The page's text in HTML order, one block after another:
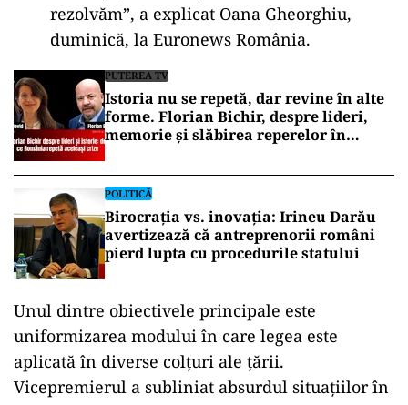
rezolvăm”, a explicat Oana Gheorghiu,
duminică, la Euronews România.
PUTEREA TV
Istoria nu se repetă, dar revine în alte
forme. Florian Bichir, despre lideri,
memorie și slăbirea reperelor în
POLITICĂ
Birocrația vs. inovația: Irineu Darău
avertizează că antreprenorii români
pierd lupta cu procedurile statului
Unul dintre obiectivele principale este
uniformizarea modului în care legea este
aplicată în diverse colțuri ale țării.
Vicepremierul a subliniat absurdul situațiilor în